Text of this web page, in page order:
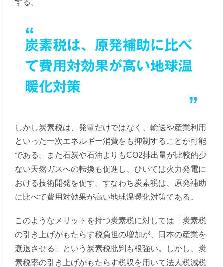
する。
炭素税は、原発補助に比べ
て費用対効果が高い地球温
暖化対策
しかし炭素税は、発電だけではなく、輸送や産業利用
といった一次エネルギー消費をも抑制することが可能
である。また石炭や石油よりもCO2排出量が比較的少
ない天然ガスへの転換も促進し、ひいては火力発電に
おける技術開発を促す。すなわち炭素税は、原発補助
に比べて費用対効果が高い地球温暖化対策である。
このようなメリットを持つ炭素税に対しては「炭素税
の引き上げがもたらす税負担の増加が、日本の産業を
衰退させる」という炭素税批判も根強い。しかし、炭
素税率の引き上げがもたらす税収を用いて法人税減税